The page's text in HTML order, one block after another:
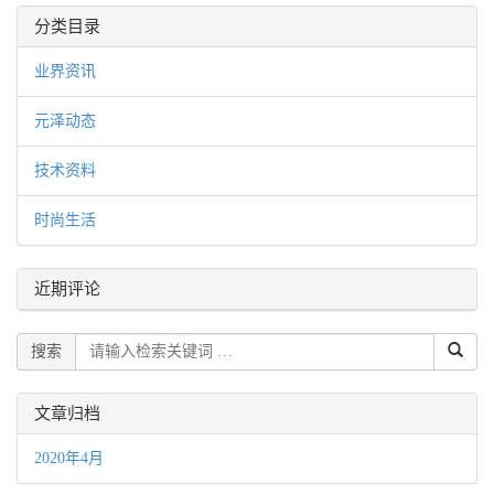
分类目录
业界资讯
元泽动态
技术资料
时尚生活
近期评论
搜索
文章归档
2020年4月